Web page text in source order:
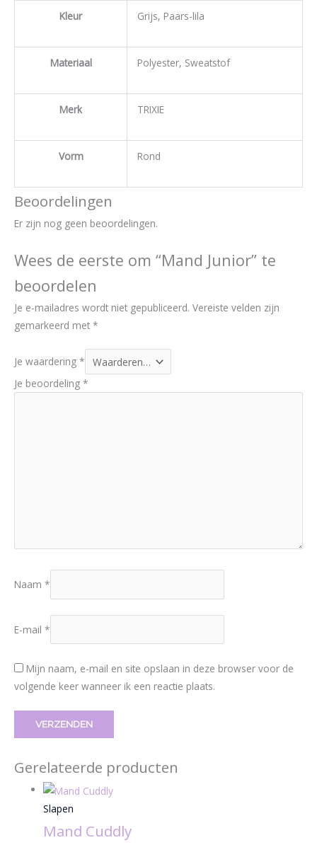
Kleur Grijs, Paars-lila
Materiaal Polyester, Sweatstof
Merk TRIXIE
Vorm Rond
Beoordelingen
Er zijn nog geen beoordelingen.
Wees de eerste om “Mand Junior” te
beoordelen
Je e-mailadres wordt niet gepubliceerd. Vereiste velden zijn
gemarkeerd met *
Je waardering *
Je beoordeling *
Naam *
E-mail *
Mijn naam, e-mail en site opslaan in deze browser voor de
volgende keer wanneer ik een reactie plaats.
Gerelateerde producten
Slapen
Mand Cuddly